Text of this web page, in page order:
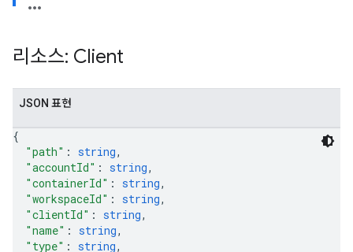
리소스: Client
JSON 표현
{
"path" : string,
"accountId" : string,
"containerId" : string,
"workspaceId" : string,
"clientId" : string,
"name" : string,
"type" : string,